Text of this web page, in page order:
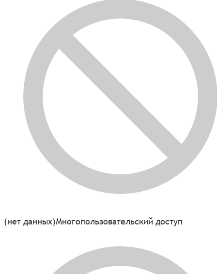
(нет данных)Многопользовательский доступ